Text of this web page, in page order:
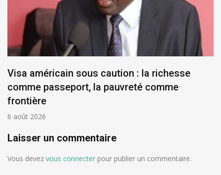
Visa américain sous caution : la richesse
comme passeport, la pauvreté comme
frontière
6 août 2026
Laisser un commentaire
Vous devez vous connecter pour publier un commentaire.